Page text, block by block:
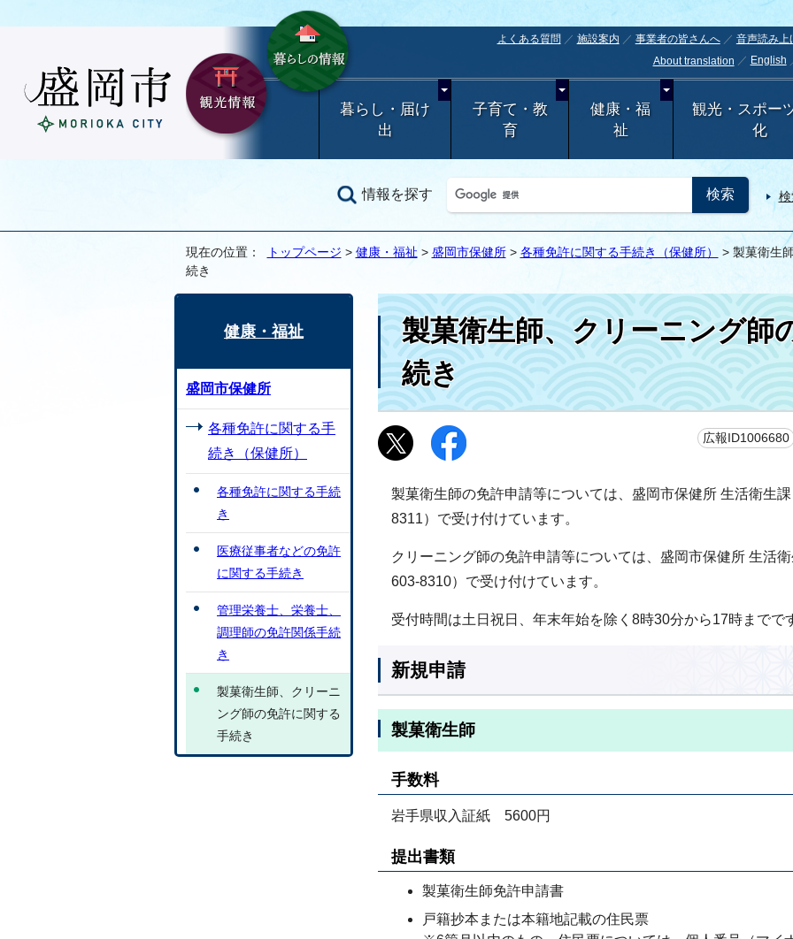
よくある質問 施設案内 事業者の皆さんへ 音声読み上
About translation
English
暮らし・届け
出
子育て・教
育
健康・福
祉
観光・スポー
化
情報を探す
現在の位置： トップページ > 健康・福祉 > 盛岡市保健所> 各種免許に関する手続き（保健所）
> 製菓衛生
続き
製菓衛生師、クリーニング師
続き
広報ID1006680
製菓衛生師の免許申請等については、盛岡市保健所 生活衛生
8311）で受け付けています。
クリーニング師の免許申請等については、盛岡市保健所 生活
603-8310）で受け付けています。
受付時間は土日祝日、年末年始を除く8時30分から17時までで
新規申請
製菓衛生師
手数料
岩手県収入証紙 5600円
提出書類
製菓衛生師免許申請書
戸籍抄本または本籍地記載の住民票
健康・福祉
盛岡市保健所
各種免許に関する手
続き（保健所）
各種免許に関する手続
き
医療従事者などの免許
に関する手続き
管理栄養士、栄養士、
調理師の免許関係手続
き
製菓衛生師、クリーニ
ング師の免許に関する
手続き